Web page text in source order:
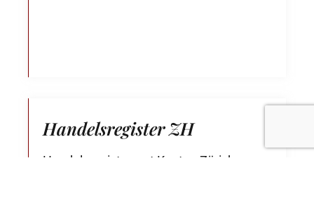
Handelsregister ZH
Handelsregisteramt Kanton Zürich